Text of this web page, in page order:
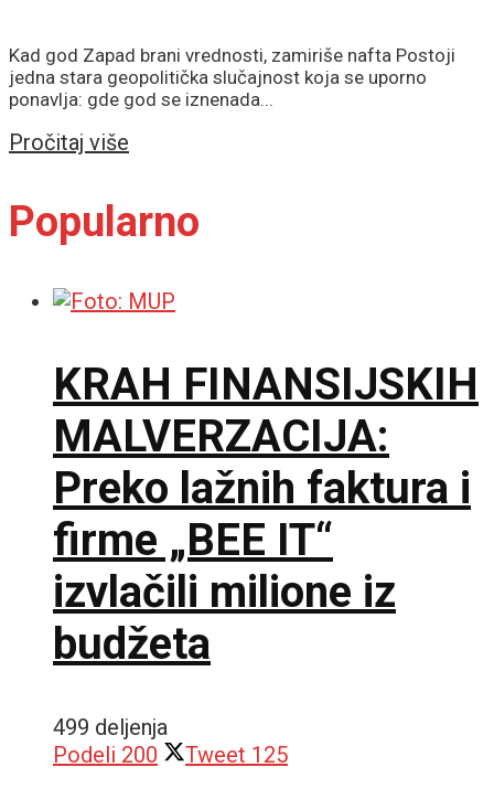
Kad god Zapad brani vrednosti, zamiriše nafta Postoji
jedna stara geopolitička slučajnost koja se uporno
ponavlja: gde god se iznenada...
Pročitaj više
Popularno
KRAH FINANSIJSKIH
MALVERZACIJA:
Preko lažnih faktura i
firme „BEE IT“
izvlačili milione iz
budžeta
499 deljenja
Podeli 200 Tweet 125